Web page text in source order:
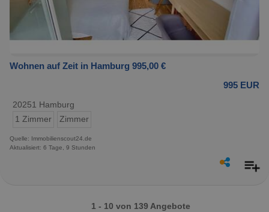
Wohnen auf Zeit in Hamburg 995,00 €
995 EUR
20251 Hamburg
1 Zimmer
Zimmer
Quelle: Immobilienscout24.de
Aktualisiert: 6 Tage, 9 Stunden
1 - 10 von 139 Angebote